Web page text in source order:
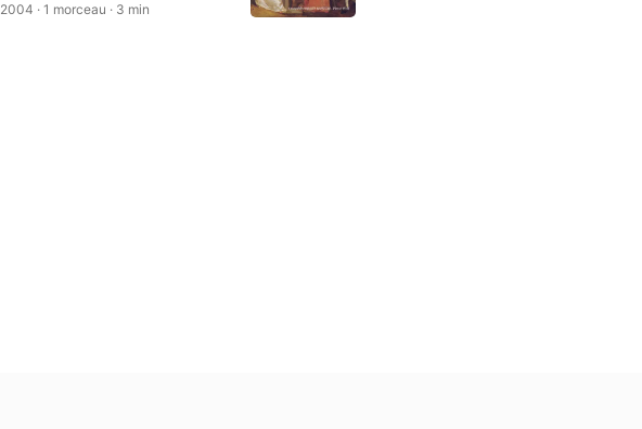
2004 · 1 morceau · 3 min